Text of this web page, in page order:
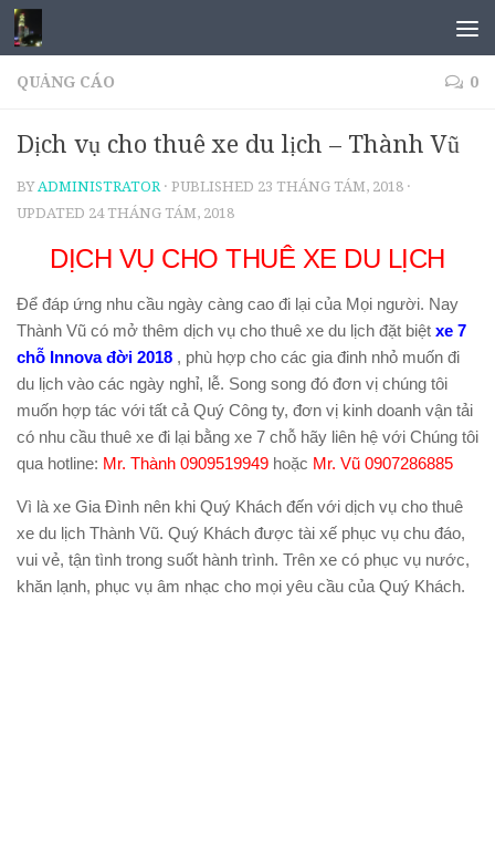
QUẢNG CÁO 0
Dịch vụ cho thuê xe du lịch – Thành Vũ
BYADMINISTRATOR · PUBLISHED 23 THÁNG TÁM, 2018 ·
UPDATED 24 THÁNG TÁM, 2018
DỊCH VỤ CHO THUÊ XE DU LỊCH
Để đáp ứng nhu cầu ngày càng cao đi lại của Mọi người. Nay
Thành Vũ có mở thêm dịch vụ cho thuê xe du lịch đặt biệt xe 7
chỗ Innova đời 2018 , phù hợp cho các gia đinh nhỏ muốn đi
du lịch vào các ngày nghỉ, lễ. Song song đó đơn vị chúng tôi
muốn hợp tác với tất cả Quý Công ty, đơn vị kinh doanh vận tải
có nhu cầu thuê xe đi lại bằng xe 7 chỗ hãy liên hệ với Chúng tôi
qua hotline: Mr. Thành 0909519949 hoặc Mr. Vũ 0907286885
Vì là xe Gia Đình nên khi Quý Khách đến với dịch vụ cho thuê
xe du lịch Thành Vũ. Quý Khách được tài xế phục vụ chu đáo,
vui vẻ, tận tình trong suốt hành trình. Trên xe có phục vụ nước,
khăn lạnh, phục vụ âm nhạc cho mọi yêu cầu của Quý Khách.